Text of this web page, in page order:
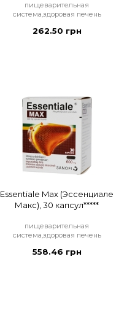
пищеварительная
система,здоровая печень
262.50 грн
Essentiale Max (Эссенциале
Макс), 30 капсул*****
пищеварительная
система,здоровая печень
558.46 грн